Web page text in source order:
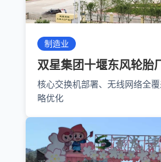
制造业
双星集团十堰东风轮胎
核心交换机部署、无线网络全
略优化